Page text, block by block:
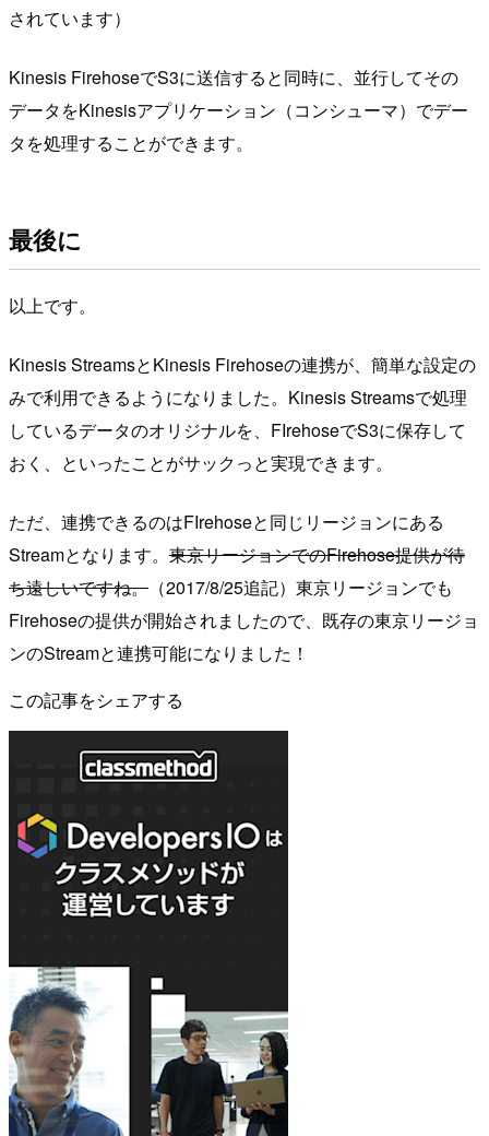
されています）
Kinesis FirehoseでS3に送信すると同時に、並行してその
データをKinesisアプリケーション（コンシューマ）でデー
タを処理することができます。
最後に
以上です。
Kinesis StreamsとKinesis Firehoseの連携が、簡単な設定の
みで利用できるようになりました。Kinesis Streamsで処理
しているデータのオリジナルを、FIrehoseでS3に保存して
おく、といったことがサックっと実現できます。
ただ、連携できるのはFIrehoseと同じリージョンにある
Streamとなります。 東京リージョンでのFirehose提供が待
ち遠しいですね。 （2017/8/25追記）東京リージョンでも
Firehoseの提供が開始されましたので、既存の東京リージョ
ンのStreamと連携可能になりました！
この記事をシェアする